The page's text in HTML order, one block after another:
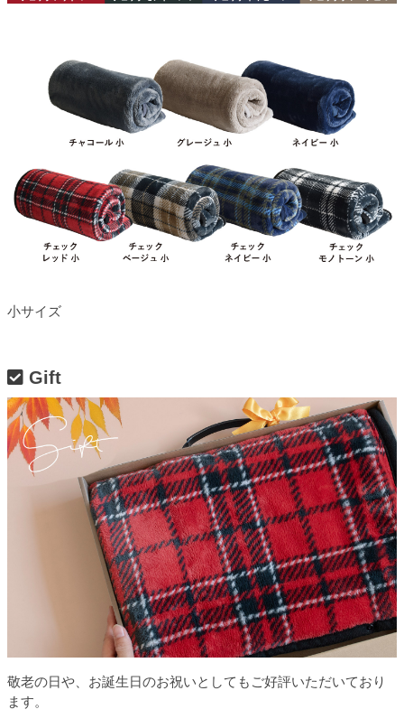
小サイズ
Gift
敬老の日や、お誕生日のお祝いとしてもご好評いただいており
ます。